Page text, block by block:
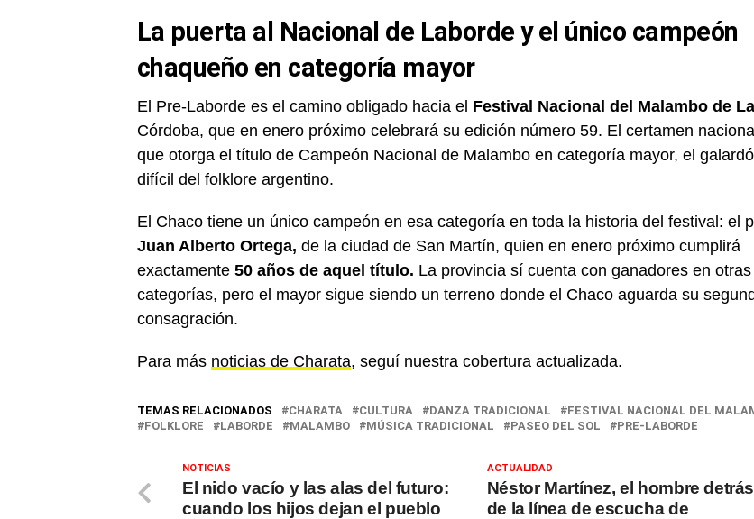
La puerta al Nacional de Laborde y el único campeón
chaqueño en categoría mayor
El Pre-Laborde es el camino obligado hacia el Festival Nacional del Malambo de
Córdoba, que en enero próximo celebrará su edición número 59. El certamen
que otorga el título de Campeón Nacional de Malambo en categoría mayor, el
difícil del folklore argentino.
El Chaco tiene un único campeón en esa categoría en toda la historia del festival: el
Juan Alberto Ortega, de la ciudad de San Martín, quien en enero próximo cumplirá
exactamente 50 años de aquel título. La provincia sí cuenta con ganadores en otras
categorías, pero el mayor sigue siendo un terreno donde el Chaco aguarda su
consagración.
Para más noticias de Charata, seguí nuestra cobertura actualizada.
TEMAS RELACIONADOS CHARATA CULTURA DANZA TRADICIONAL
FESTIVAL NACIONAL DEL
FOLKLORE
LABORDE MALAMBO MÚSICA TRADICIONAL PASEO DEL SOL PRE-LABORDE
ACTUALIDAD
Néstor Martínez, el hombre detrás
de la línea de escucha de
NOTICIAS
El nido vacío y las alas del futuro:
cuando los hijos dejan el pueblo